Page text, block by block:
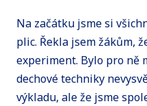
Na začátku jsme si
plic. Řekla jsem žákům,
experiment. Bylo pro ně
dechové techniky
výkladu, ale že jsme